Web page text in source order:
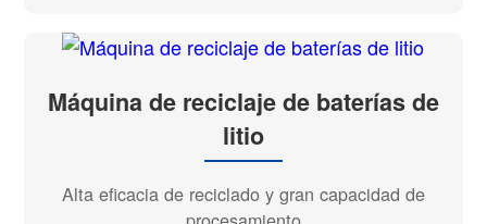
Máquina de reciclaje de baterías de
litio
Alta eficacia de reciclado y gran capacidad de